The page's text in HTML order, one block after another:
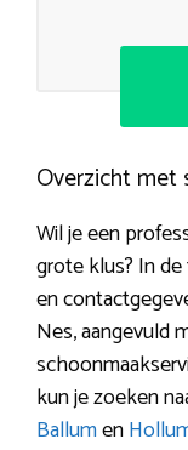
Overzicht met
Wil je een
grote klus? In
en
Nes, aangevuld
kun je zoeken
Ballumen